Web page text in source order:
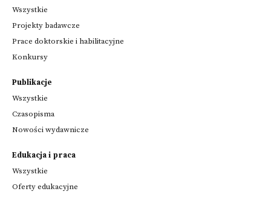
Wszystkie
Projekty badawcze
Prace doktorskie i habilitacyjne
Konkursy
Publikacje
Wszystkie
Czasopisma
Nowości wydawnicze
Edukacja i praca
Wszystkie
Oferty edukacyjne